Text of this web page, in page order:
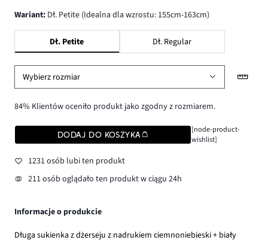
wariant: Dł. Petite (Idealna dla wzrostu: 155cm-163cm)
Dł. Petite Dł. Regular
Wybierz rozmiar
84% Klientów oceniło produkt jako zgodny z rozmiarem.
DODAJ DO KOSZYKA
[node-product-
wishlist]
1231 osób lubi ten produkt
211 osób oglądało ten produkt w ciągu 24h
Informacje o produkcie
Długa sukienka z dżerseju z nadrukiem ciemnoniebieski + biały